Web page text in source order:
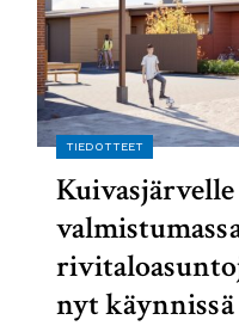
TIEDOTTEET
Kuivasjärvelle
nyt käynnissä